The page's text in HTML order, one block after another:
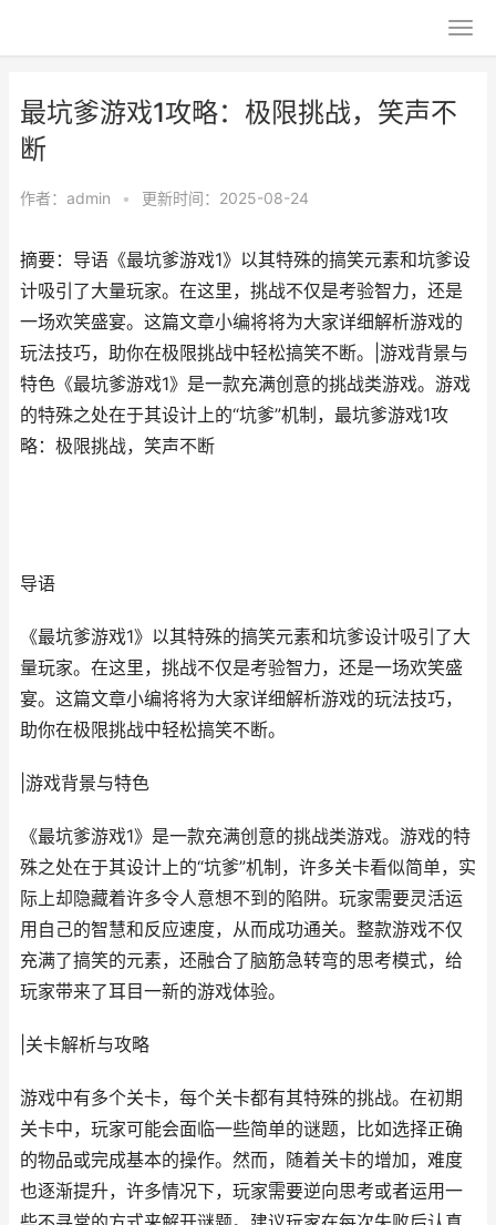
最坑爹游戏1攻略：极限挑战，笑声不
断
作者： admin • 更新时间：2025-08-24
摘要：导语《最坑爹游戏1》以其特殊的搞笑元素和坑爹设
计吸引了大量玩家。在这里，挑战不仅是考验智力，还是
一场欢笑盛宴。这篇文章小编将将为大家详细解析游戏的
玩法技巧，助你在极限挑战中轻松搞笑不断。|游戏背景与
特色《最坑爹游戏1》是一款充满创意的挑战类游戏。游戏
的特殊之处在于其设计上的“坑爹”机制，最坑爹游戏1攻
略：极限挑战，笑声不断
导语
《最坑爹游戏1》以其特殊的搞笑元素和坑爹设计吸引了大
量玩家。在这里，挑战不仅是考验智力，还是一场欢笑盛
宴。这篇文章小编将将为大家详细解析游戏的玩法技巧，
助你在极限挑战中轻松搞笑不断。
|游戏背景与特色
《最坑爹游戏1》是一款充满创意的挑战类游戏。游戏的特
殊之处在于其设计上的“坑爹”机制，许多关卡看似简单，实
际上却隐藏着许多令人意想不到的陷阱。玩家需要灵活运
用自己的智慧和反应速度，从而成功通关。整款游戏不仅
充满了搞笑的元素，还融合了脑筋急转弯的思考模式，给
玩家带来了耳目一新的游戏体验。
|关卡解析与攻略
游戏中有多个关卡，每个关卡都有其特殊的挑战。在初期
关卡中，玩家可能会面临一些简单的谜题，比如选择正确
的物品或完成基本的操作。然而，随着关卡的增加，难度
也逐渐提升，许多情况下，玩家需要逆向思考或者运用一